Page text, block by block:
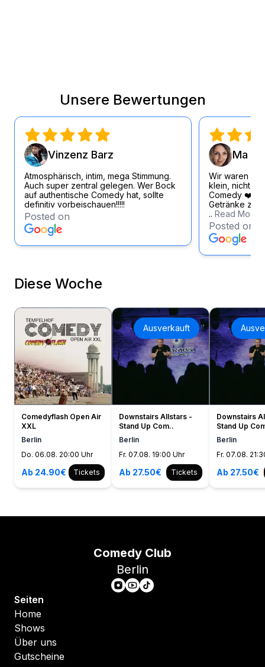
Unsere Bewertungen
Vinzenz Barz
Atmosphärisch, intim, mega Stimmung.
Auch super zentral gelegen. Wer Bock
auf authentische Comedy hat, sollte
definitiv vorbeischauen!!!!!
Posted on
Ma Si
Wir waren
klein, nicht zu
Comedy ❤️
Getränke
.. Read More
Posted on
Diese Woche
Comedyflash Open Air
XXL
Berlin
Do. 06.08. 20:00 Uhr
Ab 24.90€ Tickets
Ausverkauft
Downstairs Allstars -
Stand Up Com..
Berlin
Fr. 07.08. 19:00 Uhr
Ab 27.50€ Tickets
Downstairs
Stand Up
Berlin
Fr. 07.08.
Ab 27.50€
Comedy Club
Berlin
Seiten
Home
Shows
Über uns
Gutscheine